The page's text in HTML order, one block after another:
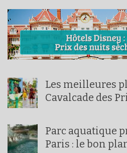
Les meilleures
Cavalcade des
Parc aquatique
Paris : le bon